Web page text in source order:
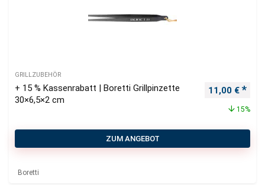
GRILLZUBEHÖR
+ 15 % Kassenrabatt | Boretti Grillpinzette
30×6,5×2 cm
11,00 €
15%
ZUM ANGEBOT
Boretti